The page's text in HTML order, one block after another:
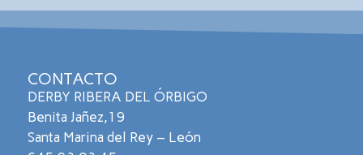
CONTACTO
DERBY RIBERA DEL ÓRBIGO
Benita Jañez,19
Santa Marina del Rey – León